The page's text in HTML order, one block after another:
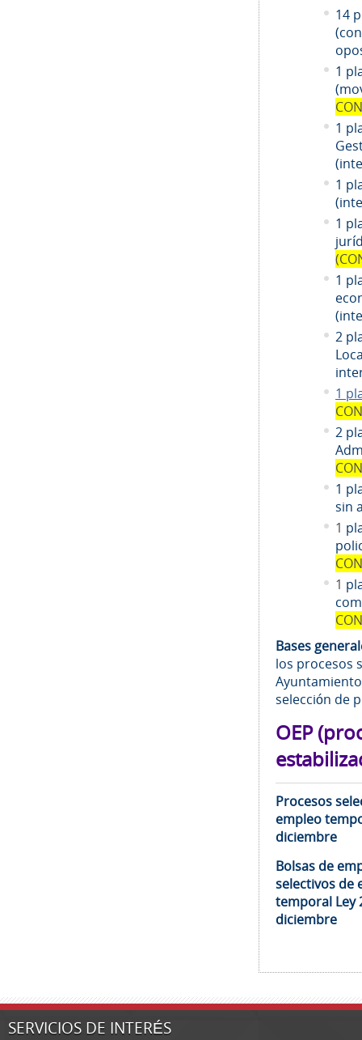
14
1
1
1
1
1
2
1
2
1
sin
1
1
Bases
los procesos
selección de
OEP
Procesos
empleo
diciembre
Bolsas de
selectivos de
temporal Ley
diciembre
SERVICIOS DE INTERÉS